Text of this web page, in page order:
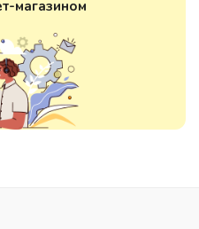
магазином